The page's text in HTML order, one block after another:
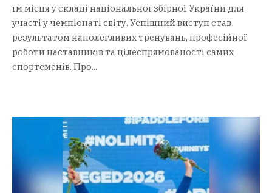
їм місця у складі національної збірної України для
участі у чемпіонаті світу. Успішний виступ став
результатом наполегливих тренувань, професійної
роботи наставників та цілеспрямованості самих
спортсменів. Про...